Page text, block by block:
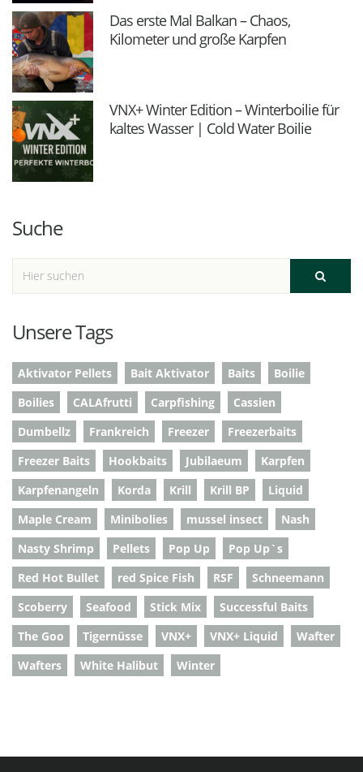
Das erste Mal Balkan – Chaos,
Kilometer und große Karpfen
VNX+ Winter Edition – Winterboilie für
kaltes Wasser | Cold Water Boilie
Suche
Unsere Tags
Aktivator Pellets Bait Aktivator Baits
Boilie
Boilies
CALAfrutti Carpfishing
Cassien
Dumbellz
Frankreich Freezer
Freezerbaits
Freezer Baits
Hookbaits Jubilaeum
Karpfen
Karpfenangeln
Korda Krill Krill BP
Liquid
Maple Cream
Minibolies mussel insect
Nash
Nasty Shrimp
Pellets Pop Up
Pop Up`s
Red Hot Bullet
red Spice Fish RSF
Schneemann
Scoberry
Seafood Stick Mix
Successful Baits
The Goo
Tigernüsse VNX+ VNX+ Liquid
Wafter
Wafters
White Halibut Winter